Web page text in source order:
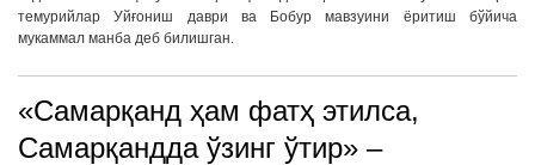
темурийлар Уйғониш даври ва Бобур мавзуини ёритиш бўйича
мукаммал манба деб билишган.
«Самарқанд ҳам фатҳ этилса,
Самарқандда ўзинг ўтир» –